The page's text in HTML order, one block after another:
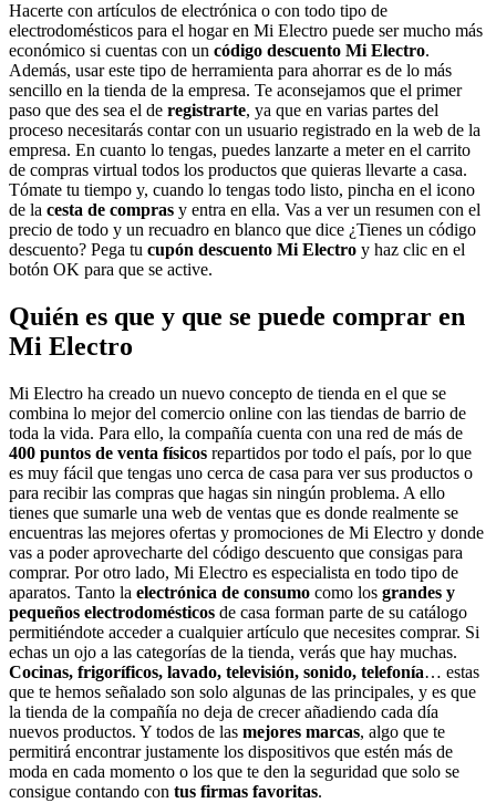
Hacerte con artículos de electrónica o con todo tipo de
electrodomésticos para el hogar en Mi Electro puede ser mucho más
económico si cuentas con un código descuento Mi Electro.
Además, usar este tipo de herramienta para ahorrar es de lo más
sencillo en la tienda de la empresa. Te aconsejamos que el primer
paso que des sea el de registrarte, ya que en varias partes del
proceso necesitarás contar con un usuario registrado en la web de la
empresa. En cuanto lo tengas, puedes lanzarte a meter en el carrito
de compras virtual todos los productos que quieras llevarte a casa.
Tómate tu tiempo y, cuando lo tengas todo listo, pincha en el icono
de la cesta de compras y entra en ella. Vas a ver un resumen con el
precio de todo y un recuadro en blanco que dice ¿Tienes un código
descuento? Pega tu cupón descuento Mi Electro y haz clic en el
botón OK para que se active.
Quién es que y que se puede comprar en
Mi Electro
Mi Electro ha creado un nuevo concepto de tienda en el que se
combina lo mejor del comercio online con las tiendas de barrio de
toda la vida. Para ello, la compañía cuenta con una red de más de
400 puntos de venta físicos repartidos por todo el país, por lo que
es muy fácil que tengas uno cerca de casa para ver sus productos o
para recibir las compras que hagas sin ningún problema. A ello
tienes que sumarle una web de ventas que es donde realmente se
encuentras las mejores ofertas y promociones de Mi Electro y donde
vas a poder aprovecharte del código descuento que consigas para
comprar. Por otro lado, Mi Electro es especialista en todo tipo de
aparatos. Tanto la electrónica de consumo como los grandes y
pequeños electrodomésticos de casa forman parte de su catálogo
permitiéndote acceder a cualquier artículo que necesites comprar. Si
echas un ojo a las categorías de la tienda, verás que hay muchas.
Cocinas, frigoríficos, lavado, televisión, sonido, telefonía… estas
que te hemos señalado son solo algunas de las principales, y es que
la tienda de la compañía no deja de crecer añadiendo cada día
nuevos productos. Y todos de las mejores marcas, algo que te
permitirá encontrar justamente los dispositivos que estén más de
moda en cada momento o los que te den la seguridad que solo se
consigue contando con tus firmas favoritas.